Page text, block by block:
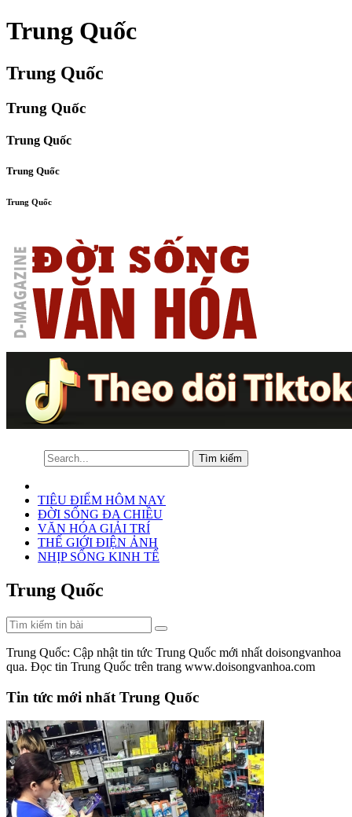
Trung Quốc
Trung Quốc
Trung Quốc
Trung Quốc
Trung Quốc
Trung Quốc
TIÊU ĐIỂM HÔM NAY
ĐỜI SỐNG ĐA CHIỀU
VĂN HÓA GIẢI TRÍ
THẾ GIỚI ĐIỆN ẢNH
NHỊP SỐNG KINH TẾ
Trung Quốc
Trung Quốc: Cập nhật tin tức Trung Quốc mới nhất doisongvanhoa
qua. Đọc tin Trung Quốc trên trang www.doisongvanhoa.com
Tin tức mới nhất Trung Quốc